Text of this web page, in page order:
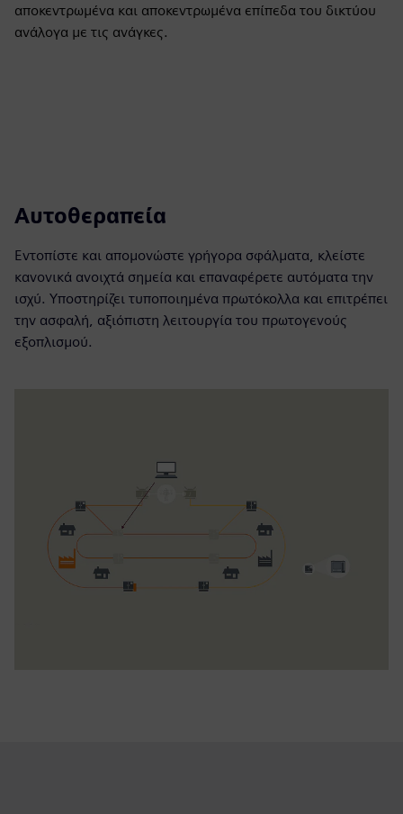
αποκεντρωμένα και αποκεντρωμένα επίπεδα του δικτύου
ανάλογα με τις ανάγκες.
Αυτοθεραπεία
Εντοπίστε και απομονώστε γρήγορα σφάλματα, κλείστε
κανονικά ανοιχτά σημεία και επαναφέρετε αυτόματα την
ισχύ. Υποστηρίζει τυποποιημένα πρωτόκολλα και επιτρέπει
την ασφαλή, αξιόπιστη λειτουργία του πρωτογενούς
εξοπλισμού.